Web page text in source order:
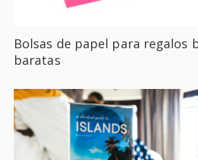
Bolsas de papel para regalos
baratas